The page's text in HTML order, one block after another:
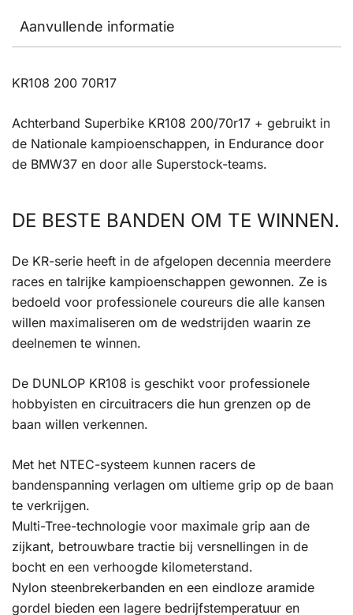
Aanvullende informatie
KR108 200 70R17
Achterband Superbike KR108 200/70r17 + gebruikt in
de Nationale kampioenschappen, in Endurance door
de BMW37 en door alle Superstock-teams.
DE BESTE BANDEN OM TE WINNEN.
De KR-serie heeft in de afgelopen decennia meerdere
races en talrijke kampioenschappen gewonnen. Ze is
bedoeld voor professionele coureurs die alle kansen
willen maximaliseren om de wedstrijden waarin ze
deelnemen te winnen.
De DUNLOP KR108 is geschikt voor professionele
hobbyisten en circuitracers die hun grenzen op de
baan willen verkennen.
Met het NTEC-systeem kunnen racers de
bandenspanning verlagen om ultieme grip op de baan
te verkrijgen.
Multi-Tree-technologie voor maximale grip aan de
zijkant, betrouwbare tractie bij versnellingen in de
bocht en een verhoogde kilometerstand.
Nylon steenbrekerbanden en een eindloze aramide
gordel bieden een lagere bedrijfstemperatuur en